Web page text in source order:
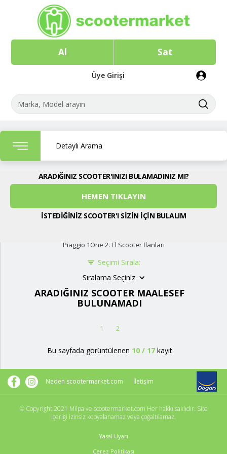
Al Sat
Üye Girişi
Detaylı Arama
ARADIĞINIZ SCOOTER'INIZI BULAMADINIZ MI?
HEMEN TIKLAYIN
İSTEDİĞİNİZ SCOOTER'I SİZİN İÇİN BULALIM
Piaggio 1One 2. El Scooter İlanları
Seçimi Sırala:
Sıralama Seçiniz
ARADIĞINIZ SCOOTER MAALESEF
BULUNAMADI
1 2
Bu sayfada görüntülenen 10/ 17kayıt
Neden scootermarket.com İletişim
© Copyright 2021 Milpa ve scootermarket.com Her hakkı saklıdır. Site
içeriği izinsiz kopyalanamaz veya çoğaltılamaz.
Yasal Uyarı
Çerez Politikası